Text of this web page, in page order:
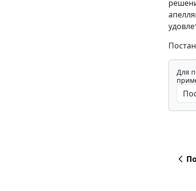
Для